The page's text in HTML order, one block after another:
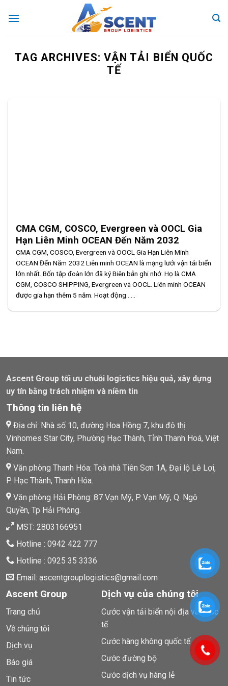
TAG ARCHIVES: VẬN TẢI BIỂN QUỐC
TẾ
CMA CGM, COSCO, Evergreen và OOCL Gia
Hạn Liên Minh OCEAN Đến Năm 2032
CMA CGM, COSCO, Evergreen và OOCL Gia Hạn Liên Minh
OCEAN Đến Năm 2032 Liên minh OCEAN là mạng lưới vận tải biển
lớn nhất. Bốn tập đoàn lớn đã ký Biên bản ghi nhớ. Họ là CMA
CGM, COSCO SHIPPING, Evergreen và OOCL. Liên minh OCEAN
được gia hạn thêm 5 năm. Hoạt động......
Ascent Group tối ưu chuỗi logistics hiệu quả, xây dựng
uy tín bằng trách nhiệm và niềm tin
Thông tin liên hệ
Địa chỉ: Nhà số 10, đường Hoa Hồng 7, khu đô thị
Vinhomes Star City, Phường Hạc Thành, Tỉnh Thanh Hoá, Việt
Nam.
Văn phòng Thanh Hóa: Toà nhà Tiên Sơn 1A, Đại lộ Lê Lợi,
P. Hạc Thành, Thanh Hóa.
Văn phòng Hải Phòng: 87 Vạn Mỹ, P. Vạn Mỹ, Q. Ngô
Quyền, Tp Hải Phòng.
MST: 2803166951
Hotline : 0942 422 777
Hotline : 0925 35 3336
Email: ascentgrouplogistics@gmail.com
Ascent Group
Trang chủ
Về chúng tôi
Dịch vụ
Báo giá
Tin tức
Dịch vụ của chúng tôi
Cước vận tải biển nội địa và quốc
tế
Cước hàng không quốc tế
Cước đường bộ
Cước dịch vụ hàng lẻ